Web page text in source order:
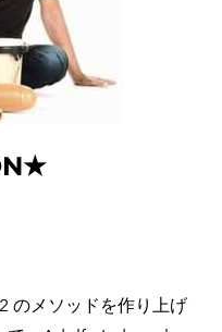
のメソッドを作り上げ